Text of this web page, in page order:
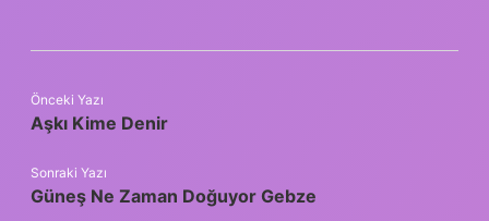
Önceki Yazı
Aşkı Kime Denir
Sonraki Yazı
Güneş Ne Zaman Doğuyor Gebze